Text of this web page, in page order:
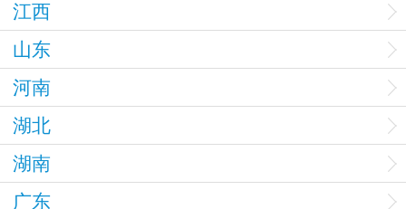
江西
山东
河南
湖北
湖南
广东